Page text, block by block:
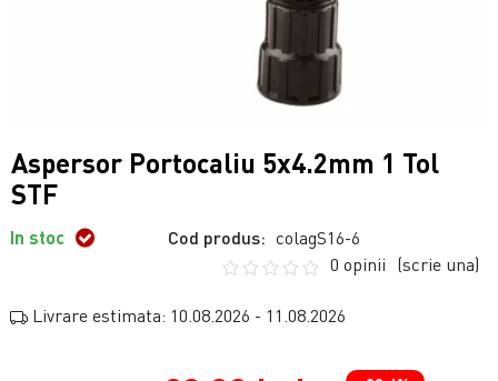
Aspersor Portocaliu 5x4.2mm 1 Tol
STF
In stoc Cod produs: colagS16-6
0 opinii (scrie una)
Livrare estimata: 10.08.2026 - 11.08.2026